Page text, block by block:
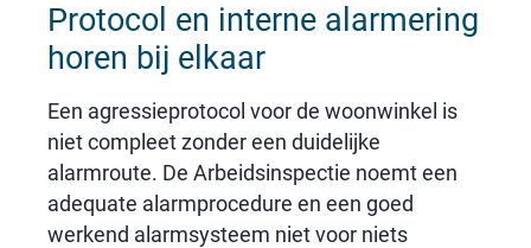
Protocol en interne alarmering
horen bij elkaar
Een agressieprotocol voor de woonwinkel is
niet compleet zonder een duidelijke
alarmroute. De Arbeidsinspectie noemt een
adequate alarmprocedure en een goed
werkend alarmsysteem niet voor niets